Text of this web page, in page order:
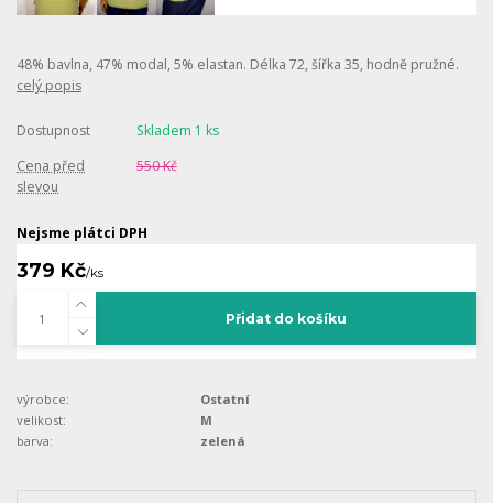
48% bavlna, 47% modal, 5% elastan. Délka 72, šířka 35, hodně pružné.
celý popis
Dostupnost
Skladem 1 ks
Cena před
slevou
550 Kč
Nejsme plátci DPH
379 Kč/ks
Přidat do košíku
výrobce:
Ostatní
velikost:
M
barva:
zelená